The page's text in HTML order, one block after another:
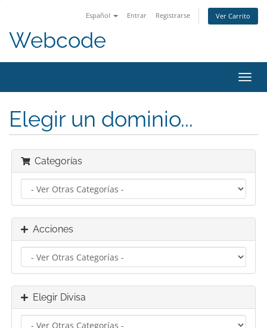
Español Entrar Registrarse Ver Carrito
Webcode
Elegir un dominio...
Categorías
Acciones
Elegir Divisa